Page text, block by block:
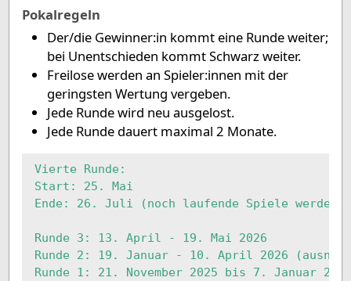
Pokalregeln
Der/die Gewinner:in kommt eine Runde weiter;
bei Unentschieden kommt Schwarz weiter.
Freilose werden an Spieler:innen mit der
geringsten Wertung vergeben.
Jede Runde wird neu ausgelost.
Jede Runde dauert maximal 2 Monate.
Vierte Runde:
Start: 25. Mai
Ende: 26. Juli (noch laufende Spiele werden
Runde 3: 13. April - 19. Mai 2026
Runde 2: 19. Januar - 10. April 2026
Runde 1: 21. November 2025 bis 7. Januar 2026